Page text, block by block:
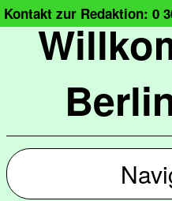
Kontakt zur Redaktion: 0